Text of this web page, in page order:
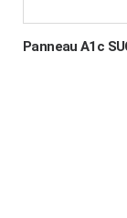
Panneau A1c